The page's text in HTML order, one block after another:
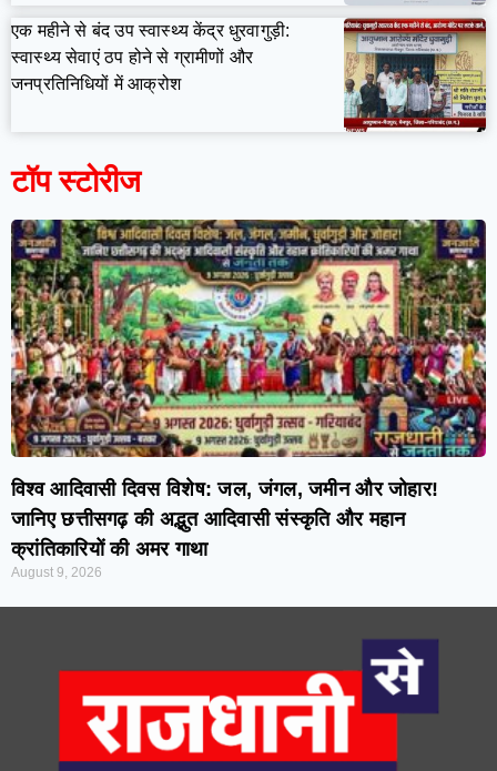
एक महीने से बंद उप स्वास्थ्य केंद्र धुरवागुड़ी:
स्वास्थ्य सेवाएं ठप होने से ग्रामीणों और
जनप्रतिनिधियों में आक्रोश
टॉप स्टोरीज
विश्व आदिवासी दिवस विशेष: जल, जंगल, जमीन और जोहार!
जानिए छत्तीसगढ़ की अद्भुत आदिवासी संस्कृति और महान
क्रांतिकारियों की अमर गाथा
August 9, 2026